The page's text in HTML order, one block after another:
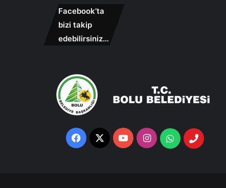
Facebook’ta
bizi takip
edebilirsiniz…
Facebook
X YouTubeInstagramWhatsappTelefon